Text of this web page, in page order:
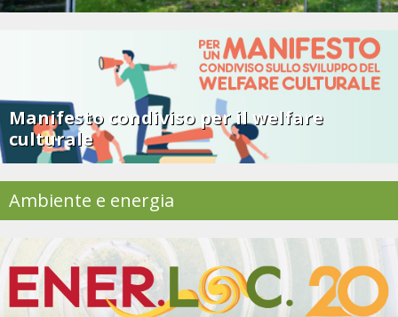
Manifesto condiviso per il welfare
culturale
Ambiente e energia